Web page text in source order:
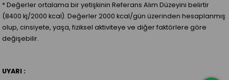
* Değerler ortalama bir yetişkinin Referans Alım Düzeyini belirtir
(8400 kj/2000 kcal). Değerler 2000 kcal/gün üzerinden hesaplanmış
olup, cinsiyete, yaşa, fiziksel aktiviteye ve diğer faktörlere göre
değişebilir.
UYARI :